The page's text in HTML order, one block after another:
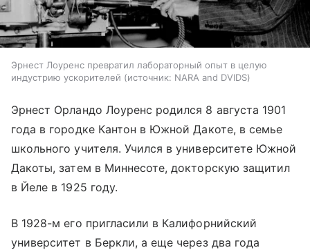
Эрнест Лоуренс превратил лабораторный опыт в целую
индустрию ускорителей
источник: NARA and DVIDS
Эрнест Орландо Лоуренс родился 8 августа 1901
года в городке Кантон в Южной Дакоте, в семье
школьного учителя. Учился в университете Южной
Дакоты, затем в Миннесоте, докторскую защитил
в Йеле в 1925 году.
В 1928-м его пригласили в Калифорнийский
университет в Беркли, а еще через два года